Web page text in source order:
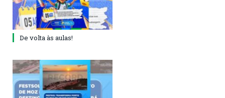
De volta às aulas!